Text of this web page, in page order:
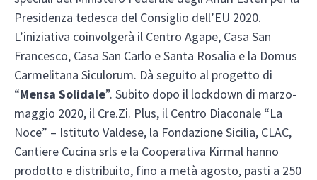
Presidenza tedesca del Consiglio dell’EU 2020.
L’iniziativa coinvolgerà il Centro Agape, Casa San
Francesco, Casa San Carlo e Santa Rosalia e la Domus
Carmelitana Siculorum. Dà seguito al progetto di
“Mensa Solidale”. Subito dopo il lockdown di marzo-
maggio 2020, il Cre.Zi. Plus, il Centro Diaconale “La
Noce” – Istituto Valdese, la Fondazione Sicilia, CLAC,
Cantiere Cucina srls e la Cooperativa Kirmal hanno
prodotto e distribuito, fino a metà agosto, pasti a 250